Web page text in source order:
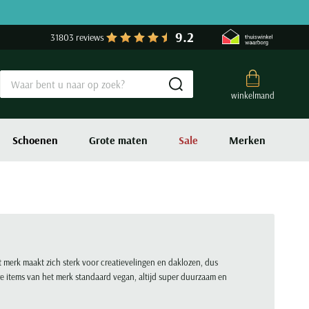
31803 reviews 9.2
winkelmand
Submit search
Schoenen Grote maten Sale Merken
maakt zich sterk voor creatievelingen en daklozen, dus
van het merk standaard vegan, altijd super duurzaam en